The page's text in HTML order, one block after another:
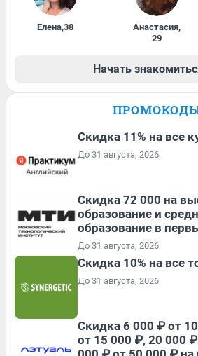
Елена,38 Анастасия,
29
Начать
Скидка 11% на все
До 31 августа, 2026
Скидка 72 000 на
образование и
образование в
До 31 августа, 2026
Скидка 10% на все
До 31 августа, 2026
Скидка 6 000 ₽ от
от 15 000 ₽, 20 000